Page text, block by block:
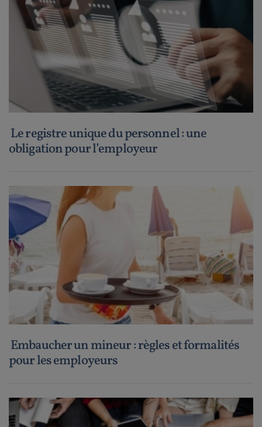
Le registre unique du personnel : une
obligation pour l’employeur
Embaucher un mineur : règles et formalités
pour les employeurs